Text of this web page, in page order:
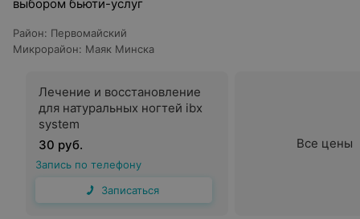
выбором бьюти-услуг
Район: Первомайский
Микрорайон: Маяк Минска
Лечение и восстановление
для натуральных ногтей ibx
system
30 руб.
Запись по телефону
Записаться
Все цены